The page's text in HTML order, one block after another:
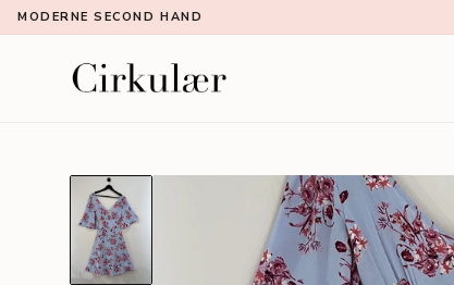
MODERNE SECOND HAND